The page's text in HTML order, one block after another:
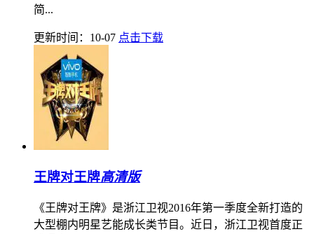
简...
更新时间：10-07 点击下载
王牌对王牌高清版
《王牌对王牌》是浙江卫视2016年第一季度全新打造的
大型棚内明星艺能成长类节目。近日，浙江卫视首度正